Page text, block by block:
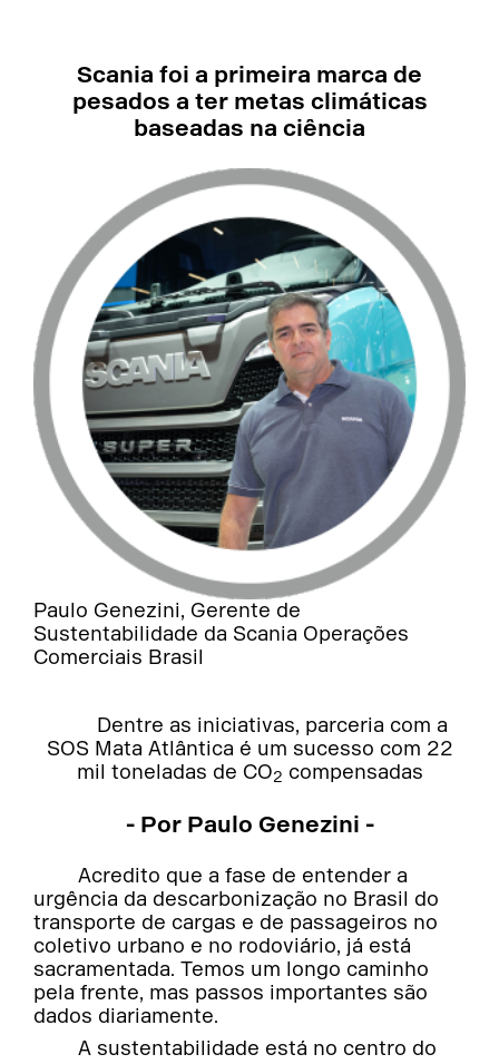
Scania foi a primeira marca de
pesados a ter metas climáticas
baseadas na ciência
Paulo Genezini, Gerente de
Sustentabilidade da Scania Operações
Comerciais Brasil
Dentre as iniciativas, parceria com a
SOS Mata Atlântica é um sucesso com 22
mil toneladas de CO2 compensadas
- Por Paulo Genezini -
Acredito que a fase de entender a
urgência da descarbonização no Brasil do
transporte de cargas e de passageiros no
coletivo urbano e no rodoviário, já está
sacramentada. Temos um longo caminho
pela frente, mas passos importantes são
dados diariamente.
A sustentabilidade está no centro do